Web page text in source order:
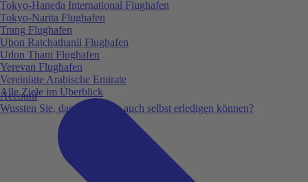
Account
Wussten Sie, dass Sie vieles auch selbst erledigen können?
Tokyo-Haneda International Flughafen
Tokyo-Narita Flughafen
Trang Flughafen
Ubon Ratchathanii Flughafen
Udon Thani Flughafen
Yerevan Flughafen
Vereinigte Arabische Emirate
Alle Ziele im Überblick